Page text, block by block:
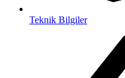
Teknik Bilgiler